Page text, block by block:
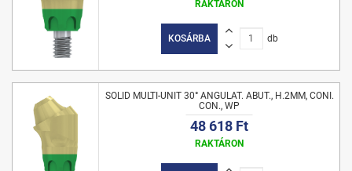
RAKTÁRON
KOSÁRBA db
SOLID MULTI-UNIT 30° ANGULAT. ABUT., H.2MM, CONI.
CON., WP
48 618 Ft
RAKTÁRON